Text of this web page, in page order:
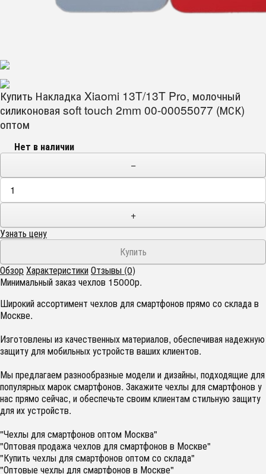
Купить Накладка Xiaomi 13T/13T Pro, молочный
силиконовая soft touch 2mm 00-00055077 (МСК)
оптом
Нет в наличии
−
+
Узнать цену
ОбзорХарактеристикиОтзывы (0)
Минимальный заказ чехлов 15000р.
Широкий ассортимент чехлов для смартфонов прямо со склада в
Москве.
Изготовлены из качественных материалов, обеспечивая надежную
защиту для мобильных устройств ваших клиентов.
Мы предлагаем разнообразные модели и дизайны, подходящие для
популярных марок смартфонов. Закажите чехлы для смартфонов у
нас прямо сейчас, и обеспечьте своим клиентам стильную защиту
для их устройств.
"Чехлы для смартфонов оптом Москва"
"Оптовая продажа чехлов для смартфонов в Москве"
"Купить чехлы для смартфонов оптом со склада"
"Оптовые чехлы для смартфонов в Москве"